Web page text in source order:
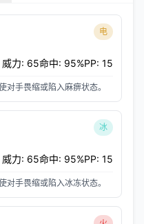
电
威力: 65命中: 95%PP: 15
对手畏缩或陷入麻痹状态。
冰
威力: 65命中: 95%PP: 15
对手畏缩或陷入冰冻状态。